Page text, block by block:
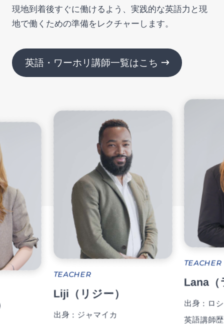
現地到着後すぐに働けるよう、実践的な英語力と現
地で働くための準備をレクチャーします。
英語・ワーホリ講師一覧はこちら
TEACHER
Liji（リジー）
出身：ジャマイカ
TEACHER
Lana（
出身：ロ
英語講師